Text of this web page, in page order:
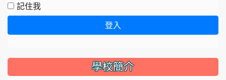
記住我
登入
學校簡介